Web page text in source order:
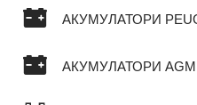
АКУМУЛАТОРИ
АКУМУЛАТОРИ AGM